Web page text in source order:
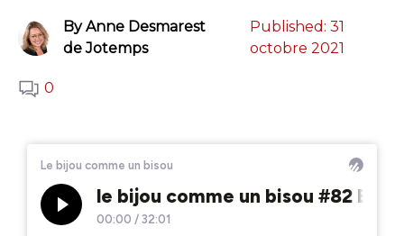
By Anne Desmarest
de Jotemps
Published: 31
octobre 2021
0